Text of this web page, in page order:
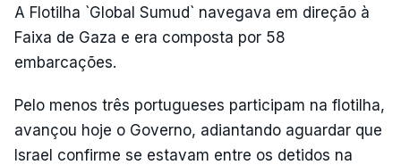
A Flotilha `Global Sumud` navegava em direção à
Faixa de Gaza e era composta por 58
embarcações.
Pelo menos três portugueses participam na flotilha,
avançou hoje o Governo, adiantando aguardar que
Israel confirme se estavam entre os detidos na